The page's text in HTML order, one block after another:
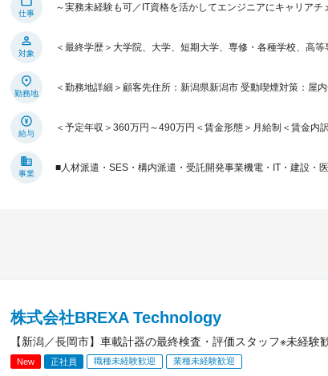
仕事
～実務未経験も可／IT資格を活かしてエンジニアにキャリア
対象
＜最終学歴＞大学院、大学、短期大学、専修・各種学校、高
勤務地
＜勤務地詳細＞顧客先住所：新潟県新潟市 受動喫煙対策：屋
給与
＜予定年収＞360万円～490万円＜賃金形態＞月給制＜賃金内
事業
■人材派遣・SES・構内派遣・受託開発事業機電・IT・建設・
株式会社BREXA Technology
【新潟／長岡市】車載計器の最終検査・評価スタッフ※未経
New 正社員 職種未経験歓迎 業種未経験歓迎